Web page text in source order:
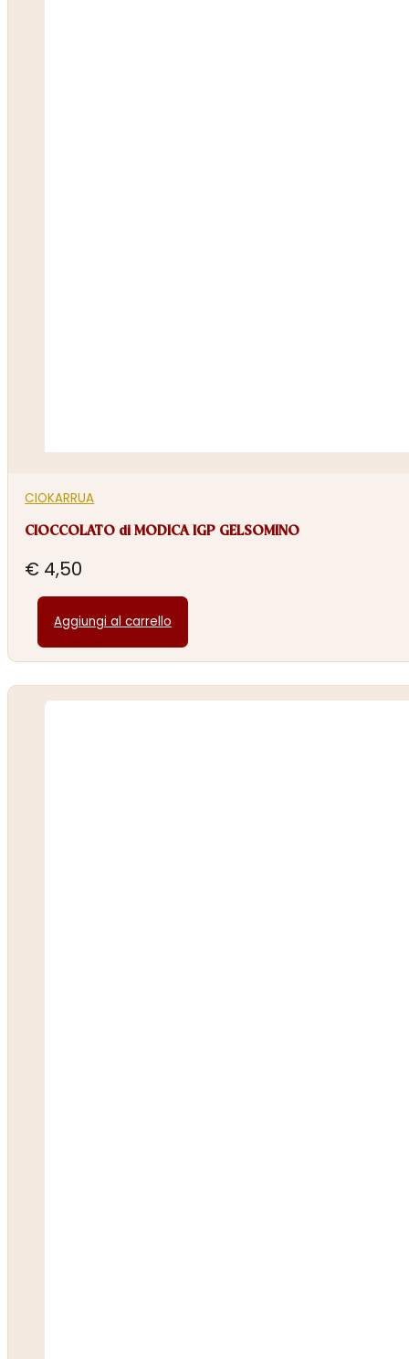
CIOKARRUA
CIOCCOLATO di MODICA IGP GELSOMINO
€ 4,50
Aggiungi al carrello